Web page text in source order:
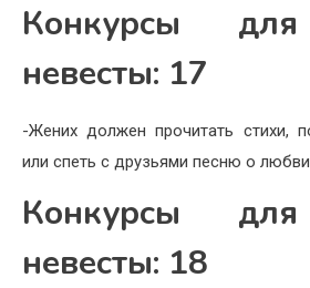
Конкурсы
невесты: 17
-Жених должен прочитать стихи,
или спеть с друзьями песню о
Конкурсы
невесты: 18